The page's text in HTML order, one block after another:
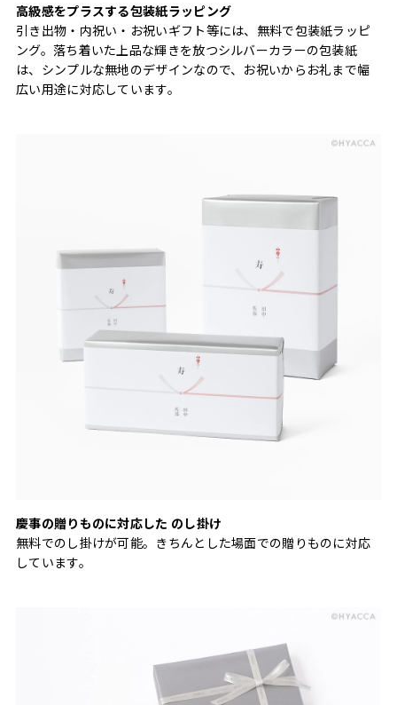
高級感をプラスする包装紙ラッピング
引き出物・内祝い・お祝いギフト等には、無料で包装紙ラッピ
ング。落ち着いた上品な輝きを放つシルバーカラーの包装紙
は、シンプルな無地のデザインなので、お祝いからお礼まで幅
広い用途に対応しています。
慶事の贈りものに対応した のし掛け
無料でのし掛けが可能。きちんとした場面での贈りものに対応
しています。